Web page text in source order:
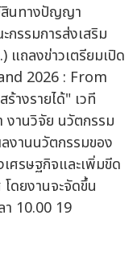
สินทางปัญญา
รรมการส่งเสริม
แถลงข่าวเตรียมเปิด
2026 : From
งรายได้" เวที
านวิจัย นวัตกรรม
งานนวัตกรรมของ
ศรษฐกิจและเพิ่มขีด
ดยงานจะจัดขึ้น
า 10.00 19